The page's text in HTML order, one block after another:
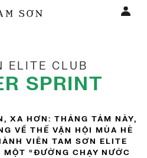
ELITE CLUB
SPRINT
XA HƠN: THÁNG TÁM NÀY,
VỀ THẾ VẬN HỘI MÙA HÈ
VIÊN TAM SƠN ELITE
“ĐƯỜNG CHẠY NƯỚC